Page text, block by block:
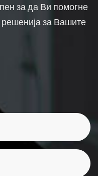
за да Ви помогне
за Вашите